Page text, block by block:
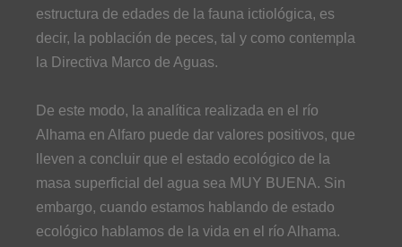
estructura de edades de la fauna ictiológica, es
decir, la población de peces, tal y como contempla
la Directiva Marco de Aguas.
De este modo, la analítica realizada en el río
Alhama en Alfaro puede dar valores positivos, que
lleven a concluir que el estado ecológico de la
masa superficial del agua sea MUY BUENA. Sin
embargo, cuando estamos hablando de estado
ecológico hablamos de la vida en el río Alhama.